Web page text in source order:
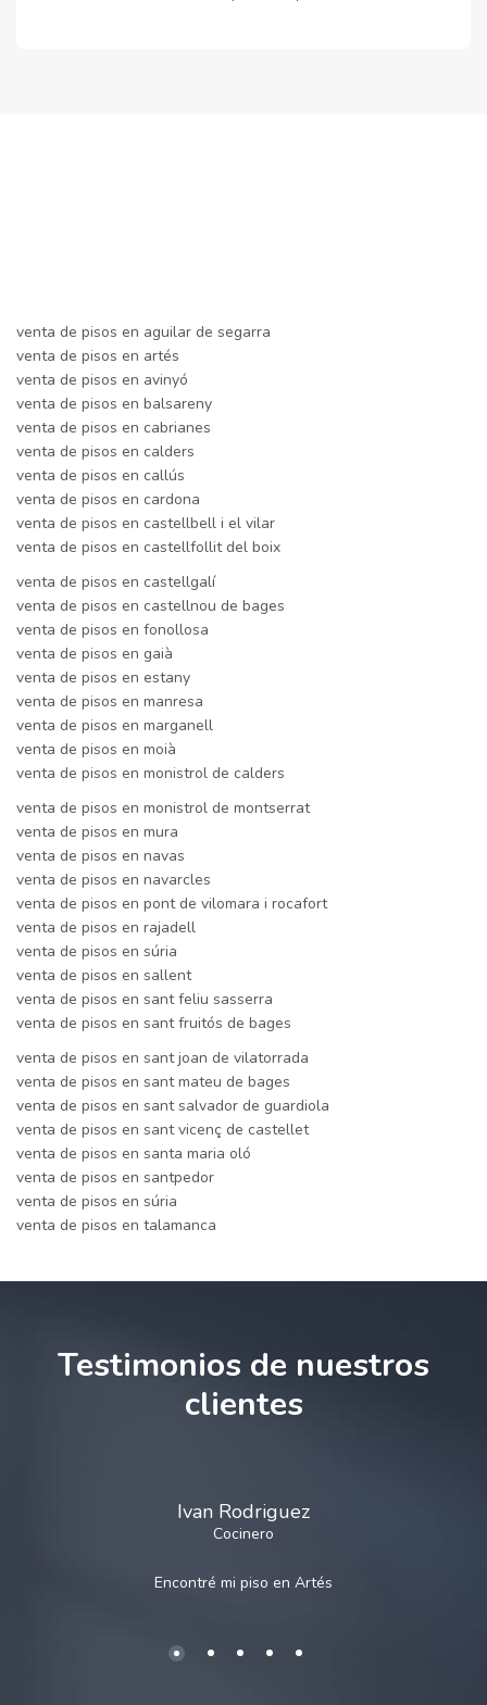
venta de pisos en aguilar de segarra
venta de pisos en artés
venta de pisos en avinyó
venta de pisos en balsareny
venta de pisos en cabrianes
venta de pisos en calders
venta de pisos en callús
venta de pisos en cardona
venta de pisos en castellbell i el vilar
venta de pisos en castellfollit del boix
venta de pisos en castellgalí
venta de pisos en castellnou de bages
venta de pisos en fonollosa
venta de pisos en gaià
venta de pisos en estany
venta de pisos en manresa
venta de pisos en marganell
venta de pisos en moià
venta de pisos en monistrol de calders
venta de pisos en monistrol de montserrat
venta de pisos en mura
venta de pisos en navas
venta de pisos en navarcles
venta de pisos en pont de vilomara i rocafort
venta de pisos en rajadell
venta de pisos en súria
venta de pisos en sallent
venta de pisos en sant feliu sasserra
venta de pisos en sant fruitós de bages
venta de pisos en sant joan de vilatorrada
venta de pisos en sant mateu de bages
venta de pisos en sant salvador de guardiola
venta de pisos en sant vicenç de castellet
venta de pisos en santa maria oló
venta de pisos en santpedor
venta de pisos en súria
venta de pisos en talamanca
Testimonios de nuestros
clientes
Ivan Rodriguez
Cocinero
Encontré mi piso en Artés